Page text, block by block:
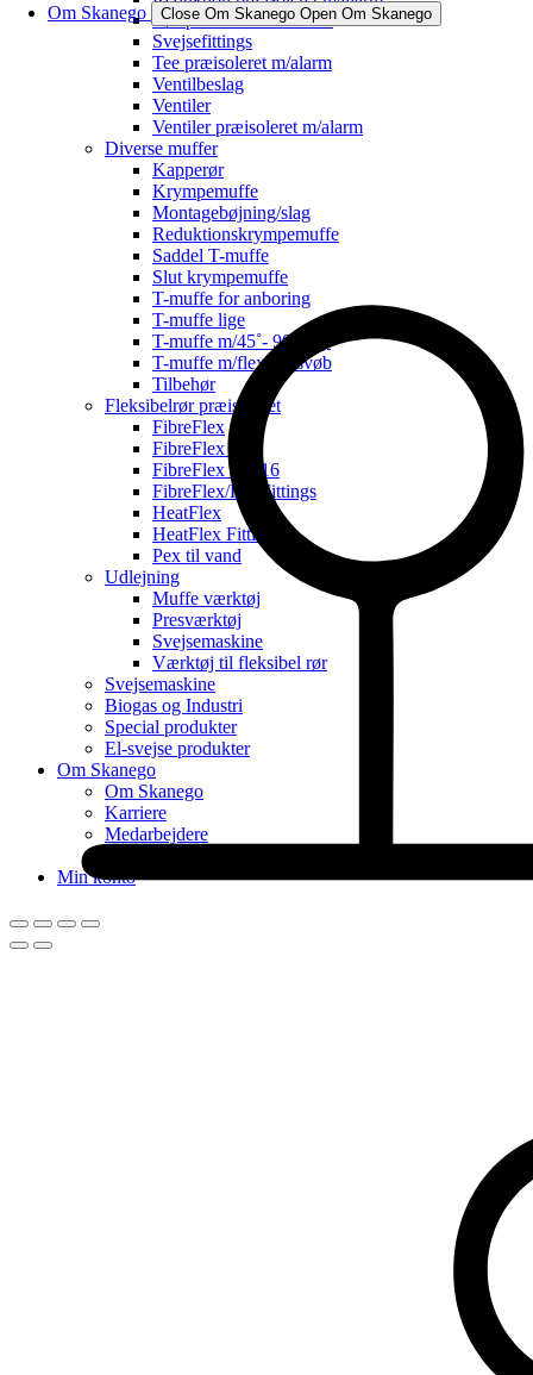
Om Skanego Close Om Skanego Open Om Skanego
Rør præisoleret m/alarm
Svejsefittings
Tee præisoleret m/alarm
Ventilbeslag
Ventiler
Ventiler præisoleret m/alarm
Diverse muffer
Kapperør
Krympemuffe
Montagebøjning/slag
Reduktionskrympemuffe
Saddel T-muffe
Slut krympemuffe
T-muffe for anboring
T-muffe lige
T-muffe m/45˚- 90˚ afg.
T-muffe m/flex for svøb
Tilbehør
Fleksibelrør præisoleret
FibreFlex
FibreFlex Pro
FibreFlex Pro 16
FibreFlex/Pro Fittings
HeatFlex
HeatFlex Fittings
Pex til vand
Udlejning
Muffe værktøj
Presværktøj
Svejsemaskine
Værktøj til fleksibel rør
Svejsemaskine
Biogas og Industri
Special produkter
El-svejse produkter
Om Skanego
Om Skanego
Karriere
Medarbejdere
Min konto